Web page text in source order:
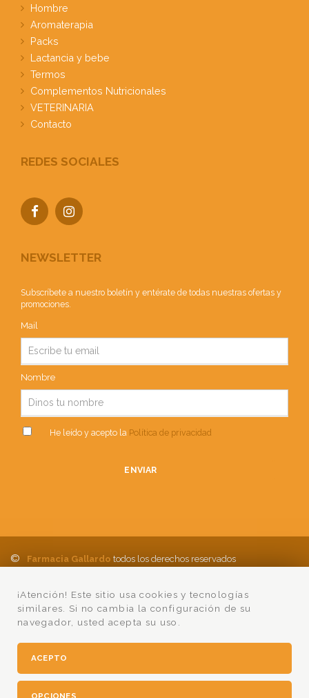
¡Atención! Este sitio usa cookies y tecnologías
similares. Si no cambia la configuración de su
navegador, usted acepta su uso.
ACEPTO
OPCIONES
Hombre
Aromaterapia
Packs
Lactancia y bebe
Termos
Complementos Nutricionales
VETERINARIA
Contacto
REDES SOCIALES
NEWSLETTER
Subscríbete a nuestro boletín y entérate de todas nuestras ofertas y
promociones.
Mail
Nombre
He leído y acepto la Política de privacidad
ENVIAR
© Farmacia Gallardo todos los derechos reservados
Condiciones Compra
Lumedia